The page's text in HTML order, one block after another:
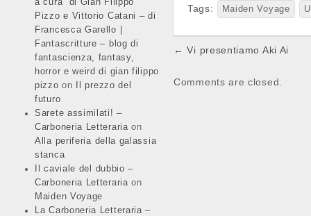
a cura di Gian Filippo
Pizzo e Vittorio Catani – di
Francesca Garello |
Fantascritture – blog di
fantascienza, fantasy,
horror e weird di gian filippo
pizzo on
Il prezzo del
futuro
Sarete assimilati! –
Carboneria Letterariaon
Alla periferia della galassia
stanca
Il caviale del dubbio –
Carboneria Letterariaon
Maiden Voyage
La Carboneria Letteraria –
Tags: Maiden Voyage
Post
← Vi presentiamo Aki Ai
Comments are closed.